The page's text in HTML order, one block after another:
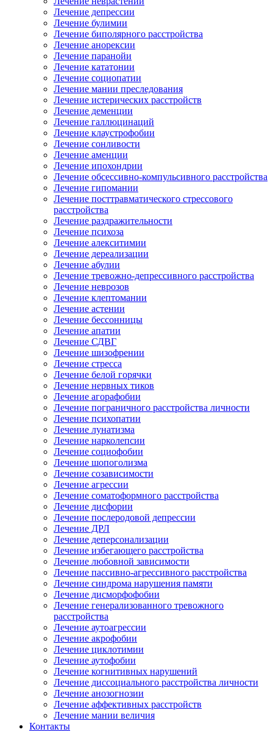
Лечение депрессии
Лечение булимии
Лечение биполярного расстройства
Лечение анорексии
Лечение паранойи
Лечение кататонии
Лечение социопатии
Лечение мании преследования
Лечение истерических расстройств
Лечение деменции
Лечение галлюцинаций
Лечение клаустрофобии
Лечение сонливости
Лечение аменции
Лечение ипохондрии
Лечение обсессивно-компульсивного расстройства
Лечение гипомании
Лечение посттравматического стрессового
расстройства
Лечение раздражительности
Лечение психоза
Лечение алекситимии
Лечение дереализации
Лечение абулии
Лечение тревожно-депрессивного расстройства
Лечение неврозов
Лечение клептомании
Лечение астении
Лечение бессонницы
Лечение апатии
Лечение СДВГ
Лечение шизофрении
Лечение стресса
Лечение белой горячки
Лечение нервных тиков
Лечение агорафобии
Лечение пограничного расстройства личности
Лечение психопатии
Лечение лунатизма
Лечение нарколепсии
Лечение социофобии
Лечение шопоголизма
Лечение созависимости
Лечение агрессии
Лечение соматоформного расстройства
Лечение дисфории
Лечение послеродовой депрессии
Лечение ДРЛ
Лечение деперсонализации
Лечение избегающего расстройства
Лечение любовной зависимости
Лечение пассивно-агрессивного расстройства
Лечение синдрома нарушения памяти
Лечение дисморфофобии
Лечение генерализованного тревожного
расстройства
Лечение аутоагрессии
Лечение акрофобии
Лечение циклотимии
Лечение аутофобии
Лечение когнитивных нарушений
Лечение диссоциального расстройства личности
Лечение анозогнозии
Лечение аффективных расстройств
Лечение мании величия
Контакты